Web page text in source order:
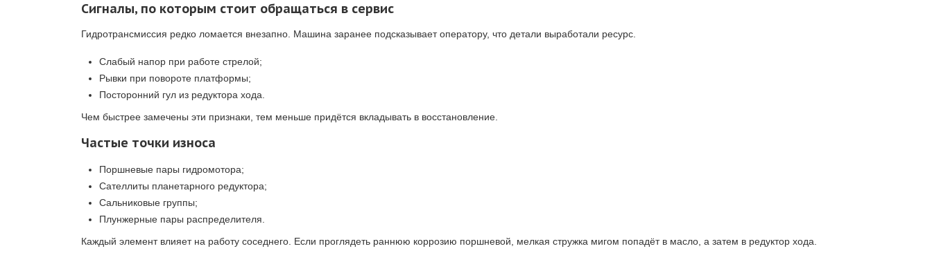
Сигналы, по которым стоит обращаться в сервис
Гидротрансмиссия редко ломается внезапно. Машина заранее подсказывает оператору, что детали выработали ресурс.
Слабый напор при работе стрелой;
Рывки при повороте платформы;
Посторонний гул из редуктора хода.
Чем быстрее замечены эти признаки, тем меньше придётся вкладывать в восстановление.
Частые точки износа
Поршневые пары гидромотора;
Сателлиты планетарного редуктора;
Сальниковые группы;
Плунжерные пары распределителя.
Каждый элемент влияет на работу соседнего. Если проглядеть раннюю коррозию поршневой, мелкая стружка мигом попадёт в масло, а затем в редуктор хода.